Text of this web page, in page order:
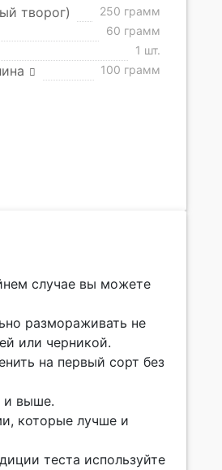
творог) 250 грамм
60 грамм
1 шт.
100 грамм
случае вы можете
размораживать не
или черникой.
на первый сорт без
и выше.
которые лучше и
теста используйте